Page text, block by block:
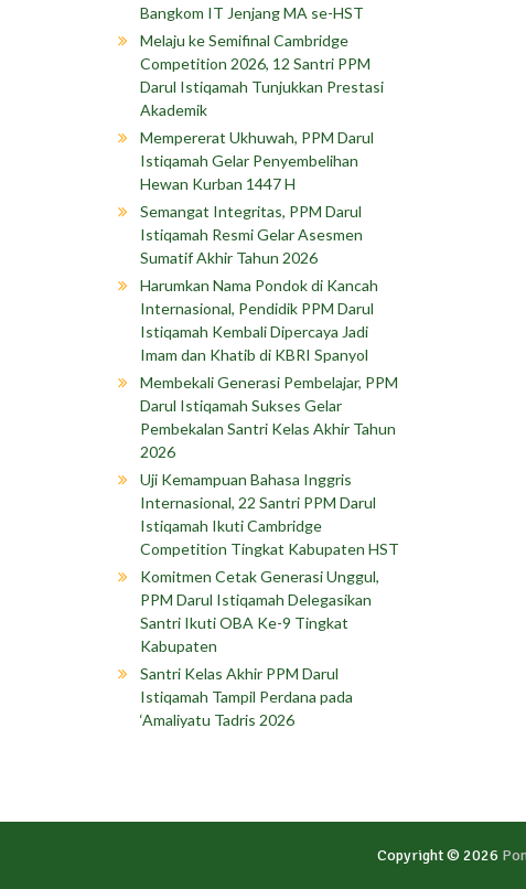
Bangkom IT Jenjang MA se-HST
Melaju ke Semifinal Cambridge
Competition 2026, 12 Santri PPM
Darul Istiqamah Tunjukkan Prestasi
Akademik
Mempererat Ukhuwah, PPM Darul
Istiqamah Gelar Penyembelihan
Hewan Kurban 1447 H
Semangat Integritas, PPM Darul
Istiqamah Resmi Gelar Asesmen
Sumatif Akhir Tahun 2026
Harumkan Nama Pondok di Kancah
Internasional, Pendidik PPM Darul
Istiqamah Kembali Dipercaya Jadi
Imam dan Khatib di KBRI Spanyol
Membekali Generasi Pembelajar, PPM
Darul Istiqamah Sukses Gelar
Pembekalan Santri Kelas Akhir Tahun
2026
Uji Kemampuan Bahasa Inggris
Internasional, 22 Santri PPM Darul
Istiqamah Ikuti Cambridge
Competition Tingkat Kabupaten HST
Komitmen Cetak Generasi Unggul,
PPM Darul Istiqamah Delegasikan
Santri Ikuti OBA Ke-9 Tingkat
Kabupaten
Santri Kelas Akhir PPM Darul
Istiqamah Tampil Perdana pada
‘Amaliyatu Tadris 2026
Copyright © 2026